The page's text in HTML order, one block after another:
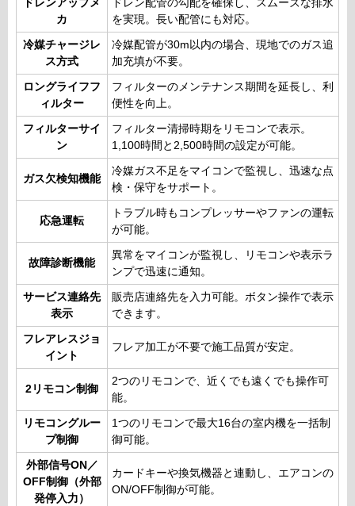
ドレンアップメ
カ
ドレン配管の勾配を確保し、スムーズな排水
を実現。長い配管にも対応。
冷媒チャージレ
ス方式
冷媒配管が30m以内の場合、現地でのガス追
加充填が不要。
ロングライフフ
ィルター
フィルターのメンテナンス期間を延長し、利
便性を向上。
フィルターサイ
ン
フィルター清掃時期をリモコンで表示。
1,100時間と2,500時間の設定が可能。
ガス欠検知機能
冷媒ガス不足をマイコンで監視し、迅速な点
検・保守をサポート。
応急運転
トラブル時もコンプレッサーやファンの運転
が可能。
故障診断機能
異常をマイコンが監視し、リモコンや表示ラ
ンプで迅速に通知。
サービス連絡先
表示
販売店連絡先を入力可能。ボタン操作で表示
できます。
フレアレスジョ
イント
フレア加工が不要で施工品質が安定。
2リモコン制御
2つのリモコンで、近くでも遠くでも操作可
能。
リモコングルー
プ制御
1つのリモコンで最大16台の室内機を一括制
御可能。
外部信号ON／
OFF制御（外部
発停入力）
カードキーや換気機器と連動し、エアコンの
ON/OFF制御が可能。